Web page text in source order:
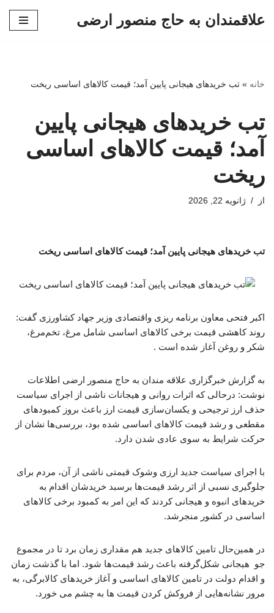
علاقمندان به حاج منصور ارضی
خانه » تب خریدهای هیجانی پایین آمد؛ قیمت کالاهای اساسی ریخت
تب خریدهای هیجانی پایین
آمد؛ قیمت کالاهای اساسی
ریخت
از ژانویه 22, 2026
تب خریدهای هیجانی پایین آمد؛ قیمت کالاهای اساسی ریخت
اکبر فتحی معاون برنامه ریزی واقتصادی وزیر جهاد کشاورزی گفت:
روند کاهشی قیمت برخی کالاهای اساسی شامل مرغ، تخم‌مرغ،
شکر و روغن آغاز شده است .
به گزارش خبرگزاری علاقه مندان به حاج منصور ارضی اطلاعات
نوشت: درحالی که اثرات روانی و هیجانات ناشی از اجرای سیاست
حذف ارز ترجیحی و یکسان‌سازی قیمت ارز باعث بروز کمبودهای
مقطعی و رشد قیمت کالاهای اساسی شده بود، بررسی‌ها نشان از
حرکت شرایط به سوی عادی شدن دارد.
با اجرای سیاست جدید ارزی وشوک قیمتی ناشی از آن، مردم برای
جلوگیری نسبی از اثر رشد قیمت‌ها برسبد خریدشان اقدام به
خریدهای انبوه و هیجانی کردند که این امر به کمبود برخی کالاهای
اساسی در کشور منجرشد.
در همین‌حال تامین کالاهای جدید هم مقداری زمان برد تا در مجموع
جو هیجانی شکل‌گرفته باعث رشد قیمت‌ها شود. اما با گذشت زمان
و اقدام دولت در تامین کالاهای اساسی و آغاز خریدهای کالابرگی، به
مرور نشانه‌هایی از فروکش کردن قیمت ها به چشم می خورد.